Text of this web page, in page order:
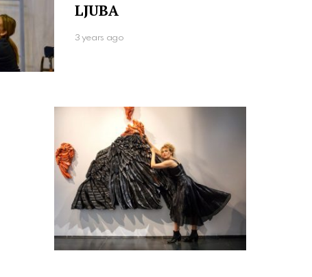
LJUBA
3 years ago